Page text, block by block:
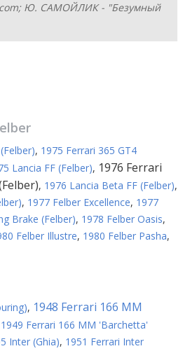
Ю. САМОЙЛИК - "Безумный
, 1975 Ferrari 365 GT4
Lancia FF (Felber), 1976 Ferrari
, 1976 Lancia Beta FF (Felber),
, 1977 Felber Excellence, 1977
Brake (Felber), 1978 Felber Oasis,
Felber Illustre, 1980 Felber Pasha,
, 1948 Ferrari 166 MM
1949 Ferrari 166 MM 'Barchetta'
Inter (Ghia), 1951 Ferrari Inter